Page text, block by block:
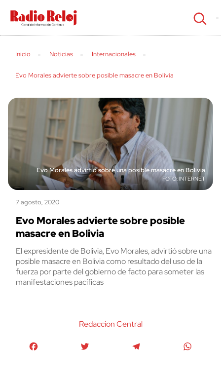
cerrar
Inicio Noticias Internacionales
Evo Morales advierte sobre posible masacre en Bolivia
Evo Morales advirtió sobre una posible masacre en Bolivia
INTERNET
7 agosto, 2020
Evo Morales advierte sobre posible
masacre en Bolivia
El expresidente de Bolivia, Evo Morales, advirtió sobre una
posible masacre en Bolivia como resultado del uso de la
fuerza por parte del gobierno de facto para someter las
manifestaciones pacíficas
Redaccion Central